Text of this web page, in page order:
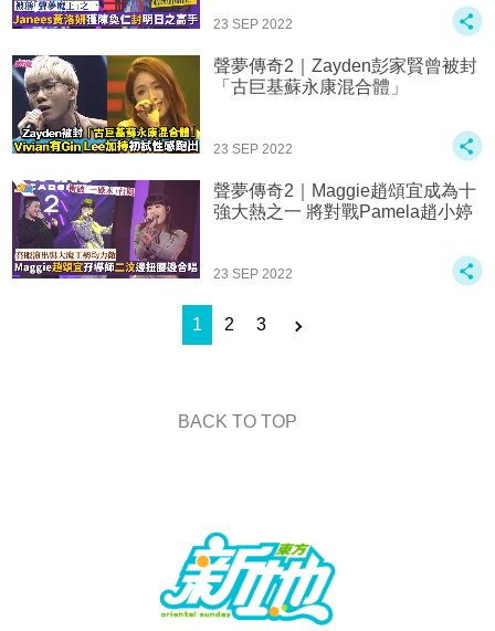
23 SEP 2022
聲夢傳奇2｜Zayden彭家賢曾被封
「古巨基蘇永康混合體」
23 SEP 2022
聲夢傳奇2｜Maggie趙頌宜成為十
強大熱之一 將對戰Pamela趙小婷
23 SEP 2022
1 2 3
BACK TO TOP